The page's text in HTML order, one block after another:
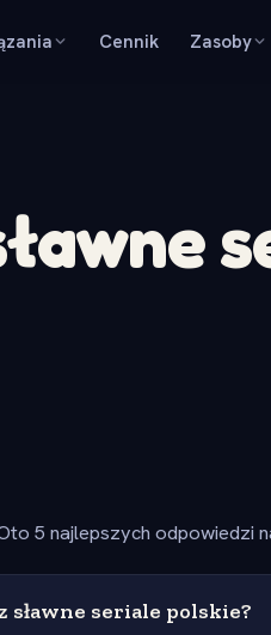
Cennik Zasoby
5 najlepszych odpowiedzi
sławne seriale polskie?